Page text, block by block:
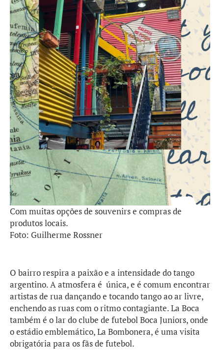
Com muitas opções de souvenirs e compras de
produtos locais.
Foto: Guilherme Rossner
O bairro respira a paixão e a intensidade do tango
argentino. A atmosfera é única, e é comum encontrar
artistas de rua dançando e tocando tango ao ar livre,
enchendo as ruas com o ritmo contagiante. La Boca
também é o lar do clube de futebol Boca Juniors, onde
o estádio emblemático, La Bombonera, é uma visita
obrigatória para os fãs de futebol.